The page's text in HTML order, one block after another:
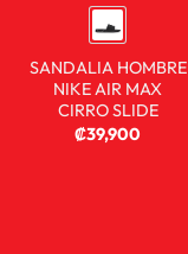
SANDALIA HOMBRE
NIKE AIR MAX
CIRRO SLIDE
₡39,900